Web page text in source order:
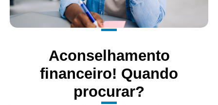
Aconselhamento
financeiro! Quando
procurar?